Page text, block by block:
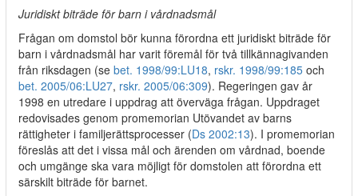
Juridiskt biträde för barn i vårdnadsmål
Frågan om domstol bör kunna förordna ett juridiskt biträde för
barn i vårdnadsmål har varit föremål för två tillkännagivanden
från riksdagen (se bet. 1998/99:LU18, rskr. 1998/99:185 och
bet. 2005/06:LU27, rskr. 2005/06:309). Regeringen gav år
1998 en utredare i uppdrag att överväga frågan. Uppdraget
redovisades genom promemorian Utövandet av barns
rättigheter i familjerättsprocesser (Ds 2002:13). I promemorian
föreslås att det i vissa mål och ärenden om vårdnad, boende
och umgänge ska vara möjligt för domstolen att förordna ett
särskilt biträde för barnet.